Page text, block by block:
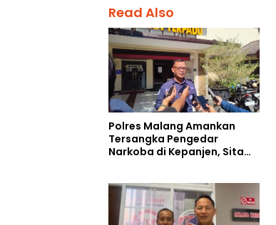
Read Also
Polres Malang Amankan
Tersangka Pengedar
Narkoba di Kepanjen, Sita